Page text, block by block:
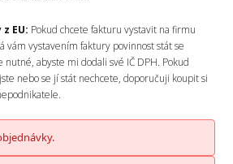
EU: Pokud chcete fakturu vystavit na firmu
vám vystavením faktury povinnost stát se
nutné, abyste mi dodali své IČ DPH. Pokud
nebo se jí stát nechcete, doporučuji koupit si